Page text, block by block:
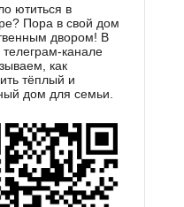
ютиться в
Пора в свой дом
двором! В
канале
как
тёплый и
дом для семьи.